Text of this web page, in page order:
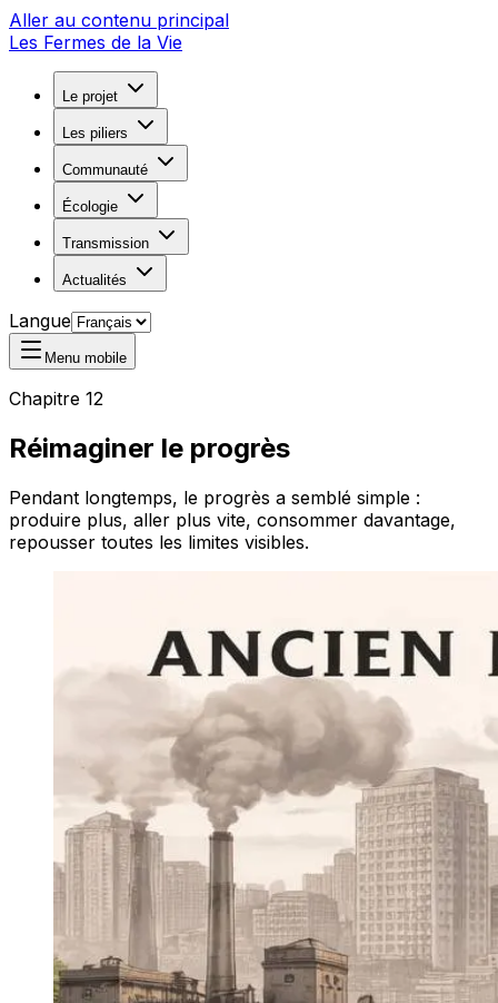
Aller au contenu principal
Les Fermes de la Vie
Le projet
Les piliers
Communauté
Écologie
Transmission
Actualités
Langue
Menu mobile
Chapitre 12
Réimaginer le progrès
Pendant longtemps, le progrès a semblé simple :
produire plus, aller plus vite, consommer davantage,
repousser toutes les limites visibles.